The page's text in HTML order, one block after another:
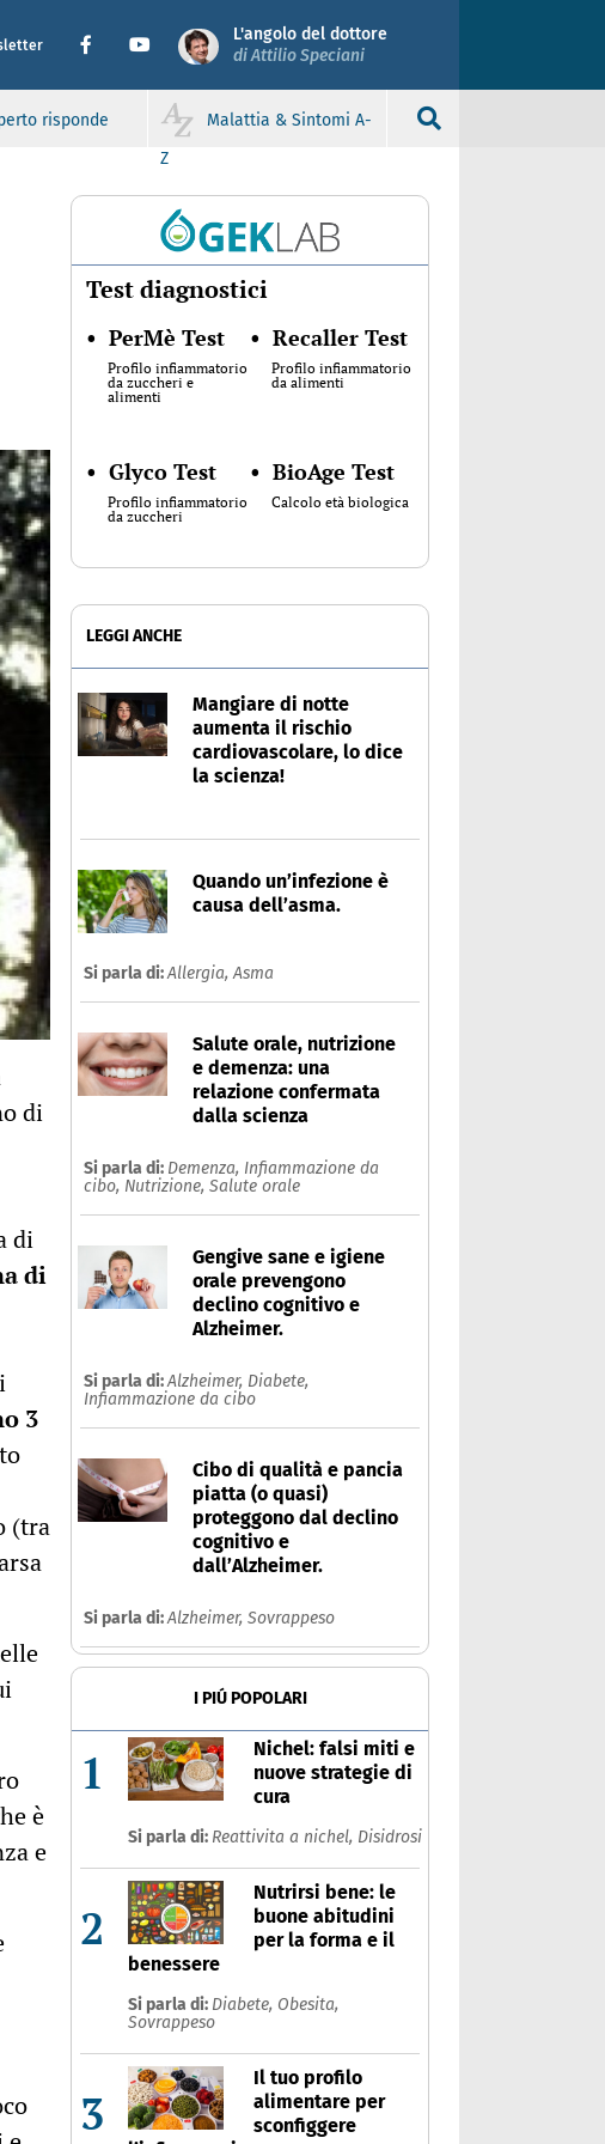
L'angolo del dottore
di Attilio Speciani
risponde
Malattia & Sintomi A-
Z
di
di
di
3
(tra
è
e
Test diagnostici
• PerMè Test
Profilo infiammatorio
da zuccheri e
alimenti
• Recaller Test
Profilo infiammatorio
da alimenti
• Glyco Test
Profilo infiammatorio
da zuccheri
• BioAge Test
Calcolo età biologica
LEGGI ANCHE
Mangiare di notte
aumenta il rischio
cardiovascolare, lo dice
la scienza!
Quando un’infezione è
causa dell’asma.
Si parla di:Allergia,Asma
Salute orale, nutrizione
e demenza: una
relazione confermata
dalla scienza
Si parla di: Demenza, Infiammazione da
cibo, Nutrizione, Salute orale
Gengive sane e igiene
orale prevengono
declino cognitivo e
Alzheimer.
Si parla di:Alzheimer, Diabete,
Infiammazione da cibo
Cibo di qualità e pancia
piatta (o quasi)
proteggono dal declino
cognitivo e
dall’Alzheimer.
Si parla di:Alzheimer, Sovrappeso
I PIÚ POPOLARI
1
Nichel: falsi miti e
nuove strategie di
cura
Si parla di: Reattivita a nichel, Disidrosi
2
Nutrirsi bene: le
buone abitudini
per la forma e il
benessere
Si parla di: Diabete, Obesita,
Sovrappeso
3
Il tuo profilo
alimentare per
sconfiggere